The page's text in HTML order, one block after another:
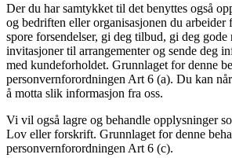
Der du har samtykket til det benyttes også
og bedriften eller organisasjonen du arbeider
spore forsendelser, gi deg tilbud, gi deg gode
invitasjoner til arrangementer og sende deg
med kundeforholdet. Grunnlaget for denne
personvernforordningen Art 6 (a). Du kan
å motta slik informasjon fra oss.
Vi vil også lagre og behandle opplysninger
Lov eller forskrift. Grunnlaget for denne
personvernforordningen Art 6 (c).